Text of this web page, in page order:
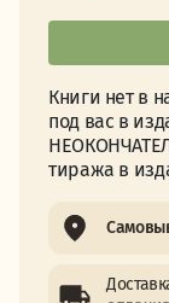
Книги нет в
под вас в
тиража в